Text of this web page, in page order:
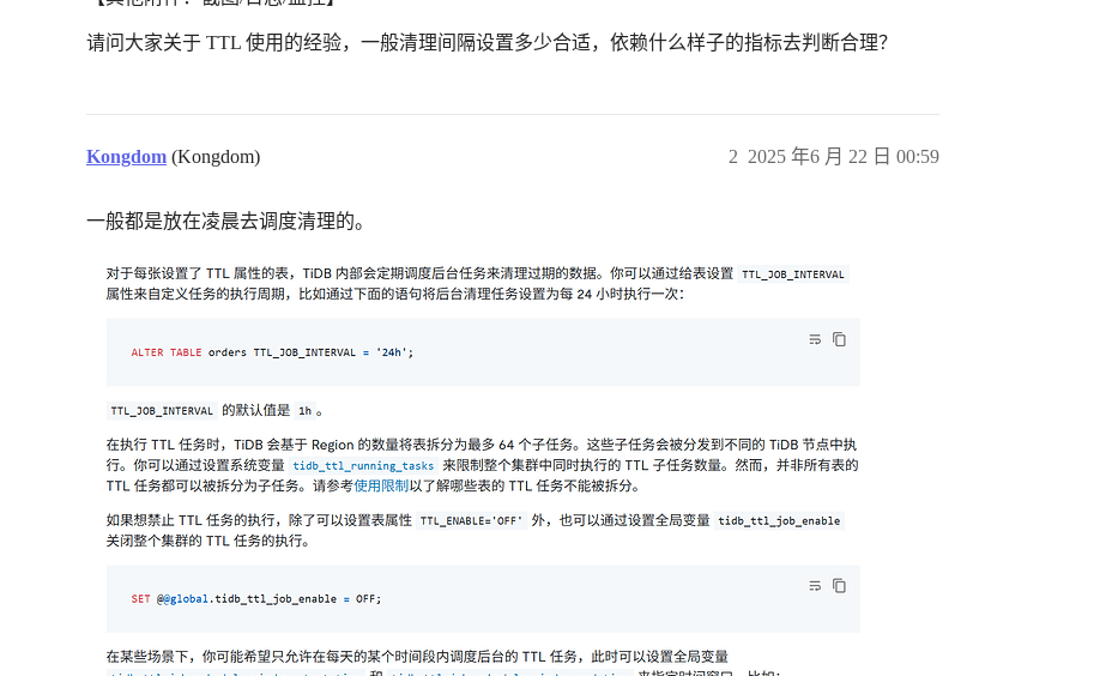
请问大家关于 TTL 使用的经验，一般清理间隔设置多少合适，依赖什么样子的指标去判断合理？
Kongdom (Kongdom) 2025 年6 月 22 日 00:59
2
一般都是放在凌晨去调度清理的。